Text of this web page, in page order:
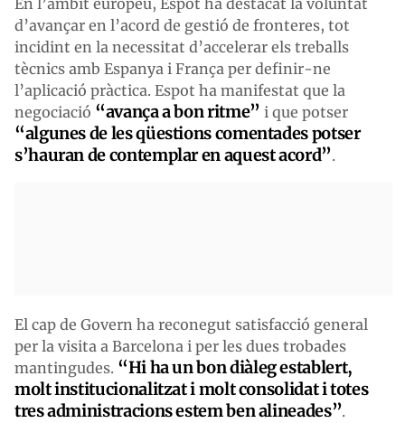
En l’àmbit europeu, Espot ha destacat la voluntat
d’avançar en l’acord de gestió de fronteres, tot
incidint en la necessitat d’accelerar els treballs
tècnics amb Espanya i França per definir-ne
l’aplicació pràctica. Espot ha manifestat que la
negociació “avança a bon ritme” i que potser
“algunes de les qüestions comentades potser
s’hauran de contemplar en aquest acord”.
El cap de Govern ha reconegut satisfacció general
per la visita a Barcelona i per les dues trobades
mantingudes. “Hi ha un bon diàleg establert,
molt institucionalitzat i molt consolidat i totes
tres administracions estem ben alineades”.